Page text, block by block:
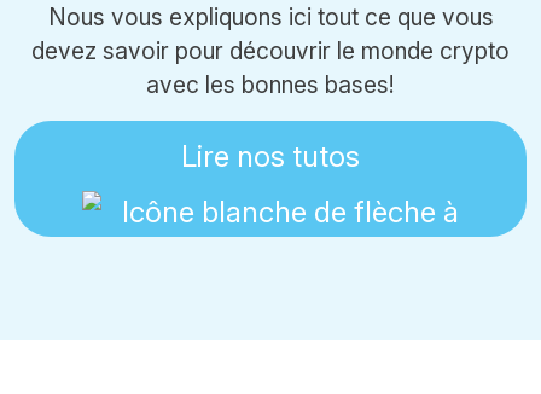
Nous vous expliquons ici tout ce que vous
devez savoir pour découvrir le monde crypto
avec les bonnes bases!
Lire nos tutos